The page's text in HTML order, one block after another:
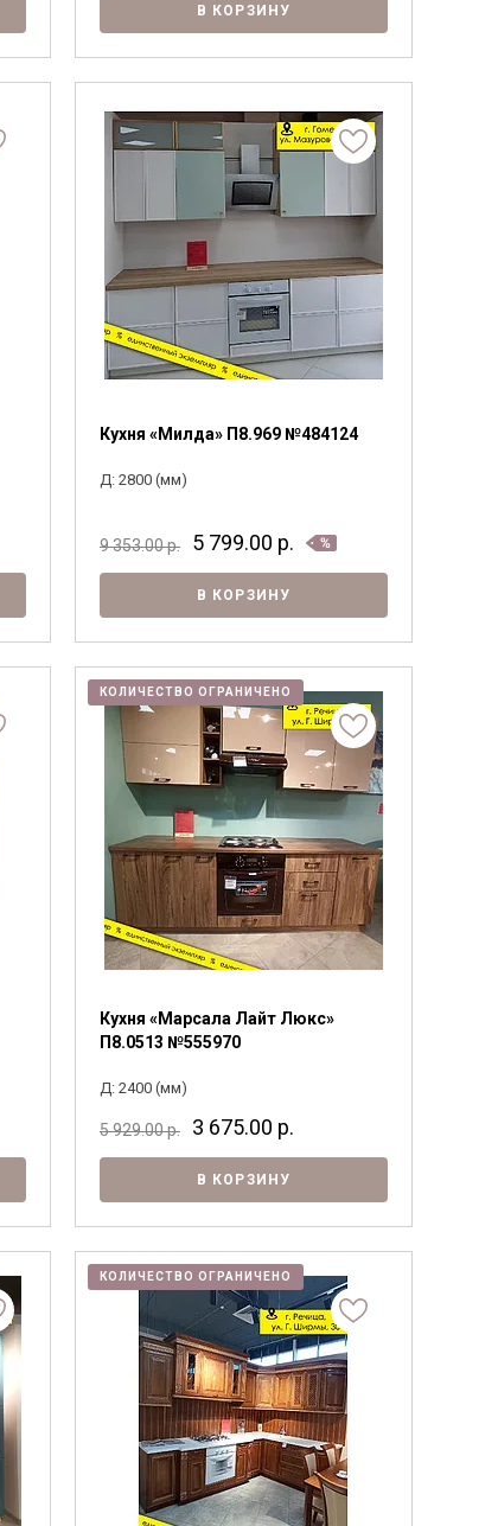
В КОРЗИНУ
Кухня «Милда» П8.969 №484124
Д: 2800 (мм)
9 353.00р. 5 799.00 р.
В КОРЗИНУ
КОЛИЧЕСТВО ОГРАНИЧЕНО
Кухня «Марсала Лайт Люкс»
П8.0513 №555970
Д: 2400 (мм)
5 929.00р. 3 675.00 р.
В КОРЗИНУ
КОЛИЧЕСТВО ОГРАНИЧЕНО